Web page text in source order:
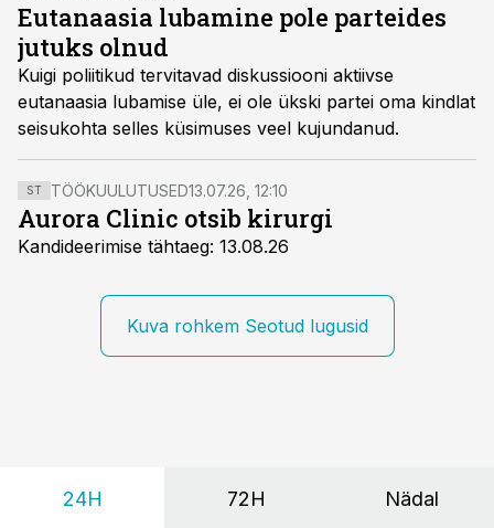
Eutanaasia lubamine pole parteides
jutuks olnud
Kuigi poliitikud tervitavad diskussiooni aktiivse
eutanaasia lubamise üle, ei ole ükski partei oma kindlat
seisukohta selles küsimuses veel kujundanud.
ST TÖÖKUULUTUSED13.07.26, 12:10
Aurora Clinic otsib kirurgi
Kandideerimise tähtaeg: 13.08.26
Kuva rohkem Seotud lugusid
24H 72H Nädal